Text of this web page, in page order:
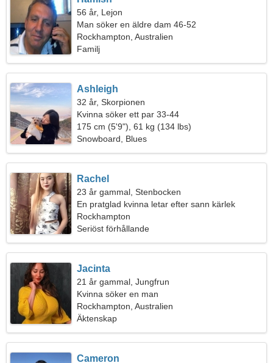
56 år, Lejon
Man söker en äldre dam 46-52
Rockhampton, Australien
Familj
Ashleigh
32 år, Skorpionen
Kvinna söker ett par 33-44
175 cm (5'9"), 61 kg (134 lbs)
Snowboard, Blues
Rachel
23 år gammal, Stenbocken
En pratglad kvinna letar efter sann kärlek
Rockhampton
Seriöst förhållande
Jacinta
21 år gammal, Jungfrun
Kvinna söker en man
Rockhampton, Australien
Äktenskap
Cameron